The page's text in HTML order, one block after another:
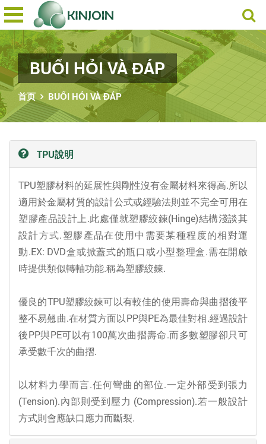
BUỔI HỎI VÀ ĐÁP
首页 BUỔI HỎI VÀ ĐÁP
TPU說明
TPU塑膠材料的延展性與剛性沒有金屬材料來得高.所以
適用於金屬材質的設計公式或經驗法則並不完全可用在
塑膠產品設計上.此處僅就塑膠絞鍊(Hinge)結構淺談其
設計方式.塑膠產品在使用中需要某種程度的相對運
動.EX: DVD盒或掀蓋式的瓶口或小型整理盒.需在開啟
時提供類似轉軸功能.稱為塑膠絞鍊.
優良的TPU塑膠絞鍊可以有較佳的使用壽命與曲摺後平
整不易翹曲.在材質方面以PP與PE為最佳對相.經過設計
後PP與PE可以有100萬次曲摺壽命.而多數塑膠卻只可
承受數千次的曲摺.
以材料力學而言.任何彎曲的部位.一定外部受到張力
(Tension).內部則受到壓力 (Compression).若一般設計
方式則會應缺口應力而斷裂.